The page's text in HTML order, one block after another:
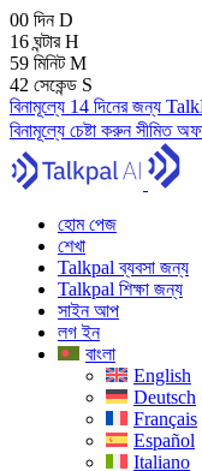
00 দিনD
16 ঘন্টারH
59 মিনিটM
41 সেকেন্ড S
বিনামূল্যে 14 দিনের জন্য
বিনামূল্যে চেষ্টা করুনসীমিত
হোম পেজ
শেখা
Talkpal ব্যবসা জন্য
Talkpal শিক্ষা জন্য
সাইন আপ
লগ ইন
বাংলা
English
Deutsch
Français
Español
Italiano